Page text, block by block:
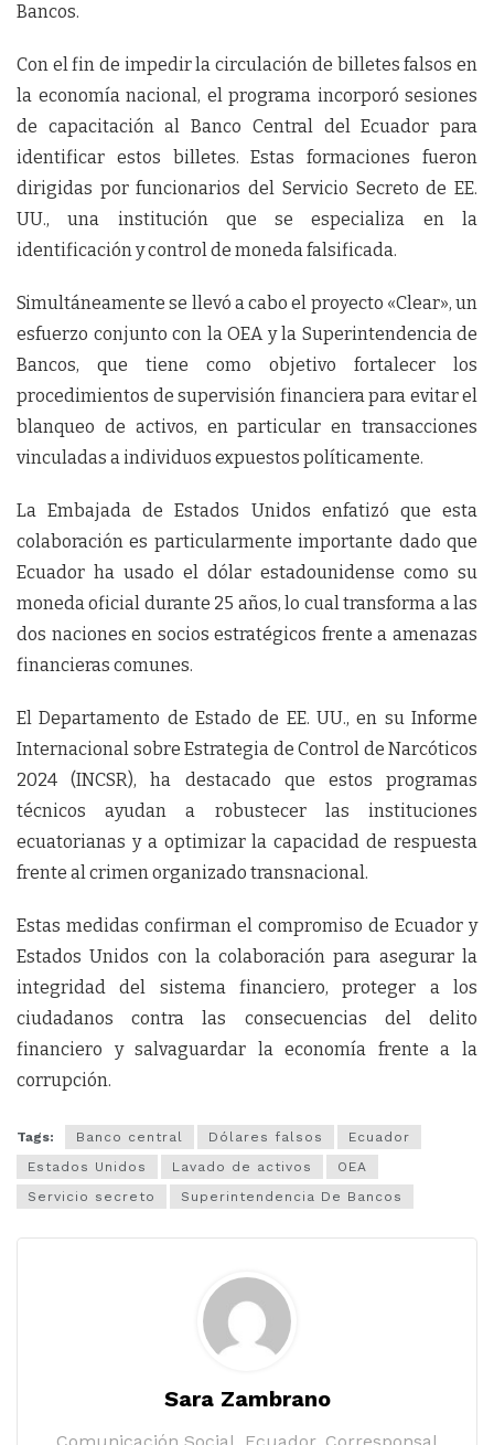
Bancos.
Con el fin de impedir la circulación de billetes falsos en
la economía nacional, el programa incorporó sesiones
de capacitación al Banco Central del Ecuador para
identificar estos billetes. Estas formaciones fueron
dirigidas por funcionarios del Servicio Secreto de EE.
UU., una institución que se especializa en la
identificación y control de moneda falsificada.
Simultáneamente se llevó a cabo el proyecto «Clear», un
esfuerzo conjunto con la OEA y la Superintendencia de
Bancos, que tiene como objetivo fortalecer los
procedimientos de supervisión financiera para evitar el
blanqueo de activos, en particular en transacciones
vinculadas a individuos expuestos políticamente.
La Embajada de Estados Unidos enfatizó que esta
colaboración es particularmente importante dado que
Ecuador ha usado el dólar estadounidense como su
moneda oficial durante 25 años, lo cual transforma a las
dos naciones en socios estratégicos frente a amenazas
financieras comunes.
El Departamento de Estado de EE. UU., en su Informe
Internacional sobre Estrategia de Control de Narcóticos
2024 (INCSR), ha destacado que estos programas
técnicos ayudan a robustecer las instituciones
ecuatorianas y a optimizar la capacidad de respuesta
frente al crimen organizado transnacional.
Estas medidas confirman el compromiso de Ecuador y
Estados Unidos con la colaboración para asegurar la
integridad del sistema financiero, proteger a los
ciudadanos contra las consecuencias del delito
financiero y salvaguardar la economía frente a la
corrupción.
Tags: Banco central Dólares falsos
Ecuador
Estados Unidos
Lavado de activos
OEA
Servicio secreto
Superintendencia De Bancos
Sara Zambrano